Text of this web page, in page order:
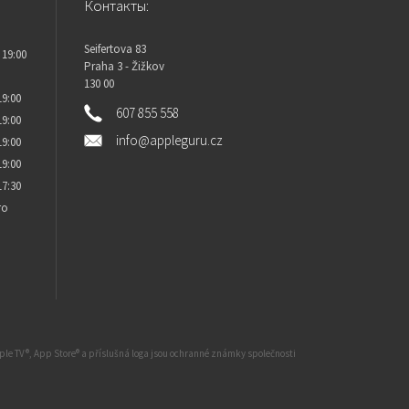
Контакты:
Seifertova 83
Praha 3 - Žižkov
130 00
607 855 558
info@appleguru.cz
TV®, App Store® a příslušná loga jsou ochranné známky společnosti